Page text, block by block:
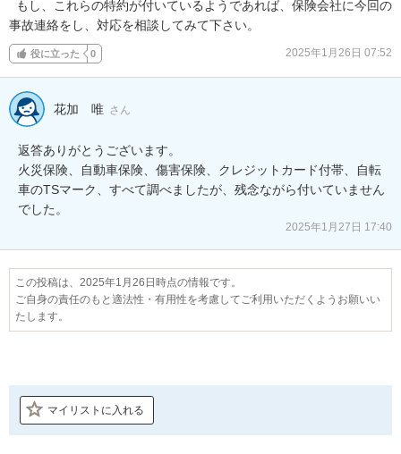
事故連絡をし、対応を相談してみて下さい。
役に立った 0 2025年1月26日 07:52
花加 唯 さん
返答ありがとうございます。
火災保険、自動車保険、傷害保険、クレジットカード付帯、自転
車のTSマーク、すべて調べましたが、残念ながら付いていません
でした。
2025年1月27日 17:40
この投稿は、2025年1月26日時点の情報です。
ご自身の責任のもと適法性・有用性を考慮してご利用いただくようお願いい
たします。
マイリストに入れる